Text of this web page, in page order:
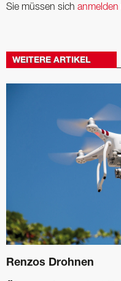
Sie müssen sich anmelden
WEITERE ARTIKEL
Renzos Drohnen